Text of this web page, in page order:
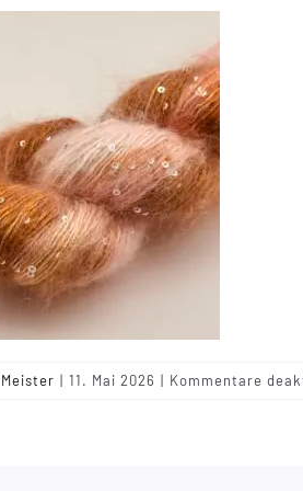
| 11. Mai 2026 | Kommentare